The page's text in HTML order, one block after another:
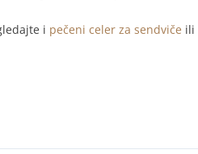
i pečeni celer za sendviče ili